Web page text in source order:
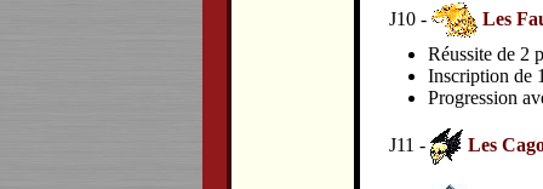
J10 -
Les
Réussite de 2
Inscription de
Progression
J11 - Les